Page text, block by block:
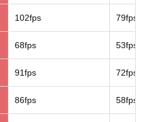
102fps 79fps
68fps 53fps
91fps 72fps
86fps 58fps